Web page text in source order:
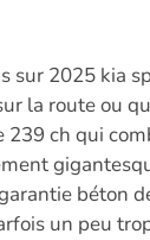
sur 2025 kia
la route ou
239 ch qui
béton
un peu